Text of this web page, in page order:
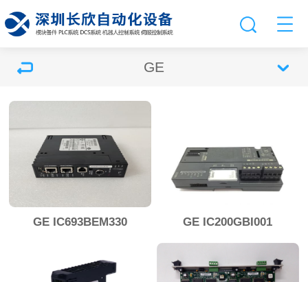
GE
GE IC693BEM330 GE IC200GBI001